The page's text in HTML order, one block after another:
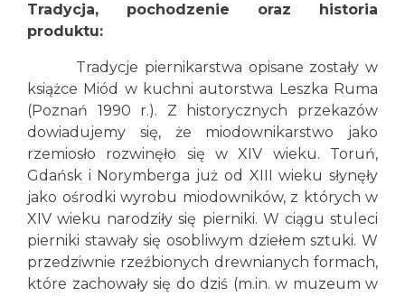
Tradycja, pochodzenie oraz historia
produktu:
Tradycje piernikarstwa opisane zostały w
książce Miód w kuchni autorstwa Leszka Ruma
(Poznań 1990 r.). Z historycznych przekazów
dowiadujemy się, że miodownikarstwo jako
rzemiosło rozwinęło się w XIV wieku. Toruń,
Gdańsk i Norymberga już od XIII wieku słynęły
jako ośrodki wyrobu miodowników, z których w
XIV wieku narodziły się pierniki. W ciągu stuleci
pierniki stawały się osobliwym dziełem sztuki. W
przedziwnie rzeźbionych drewnianych formach,
które zachowały się do dziś (m.in. w muzeum w